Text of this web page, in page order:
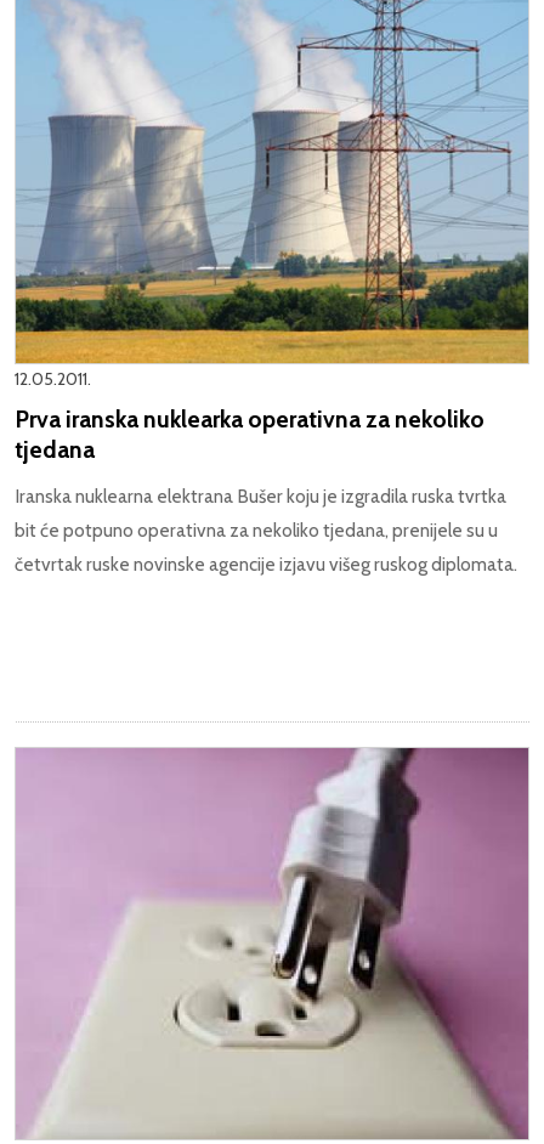
12.05.2011.
Prva iranska nuklearka operativna za nekoliko
tjedana
Iranska nuklearna elektrana Bušer koju je izgradila ruska tvrtka
bit će potpuno operativna za nekoliko tjedana, prenijele su u
četvrtak ruske novinske agencije izjavu višeg ruskog diplomata.